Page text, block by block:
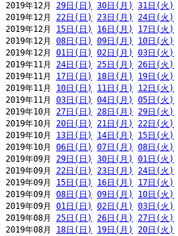
2019年12月 29日(日) 30日(月) 31日(火)
2019年12月 22日(日) 23日(月) 24日(火)
2019年12月 15日(日) 16日(月) 17日(火)
2019年12月 08日(日) 09日(月) 10日(火)
2019年12月 01日(日) 02日(月) 03日(火)
2019年11月 24日(日) 25日(月) 26日(火)
2019年11月 17日(日) 18日(月) 19日(火)
2019年11月 10日(日) 11日(月) 12日(火)
2019年11月 03日(日) 04日(月) 05日(火)
2019年10月 27日(日) 28日(月) 29日(火)
2019年10月 20日(日) 21日(月) 22日(火)
2019年10月 13日(日) 14日(月) 15日(火)
2019年10月 06日(日) 07日(月) 08日(火)
2019年09月 29日(日) 30日(月) 01日(火)
2019年09月 22日(日) 23日(月) 24日(火)
2019年09月 15日(日) 16日(月) 17日(火)
2019年09月 08日(日) 09日(月) 10日(火)
2019年09月 01日(日) 02日(月) 03日(火)
2019年08月 25日(日) 26日(月) 27日(火)
2019年08月 18日(日) 19日(月) 20日(火)